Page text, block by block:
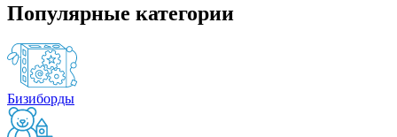
Популярные категории
Бизиборды